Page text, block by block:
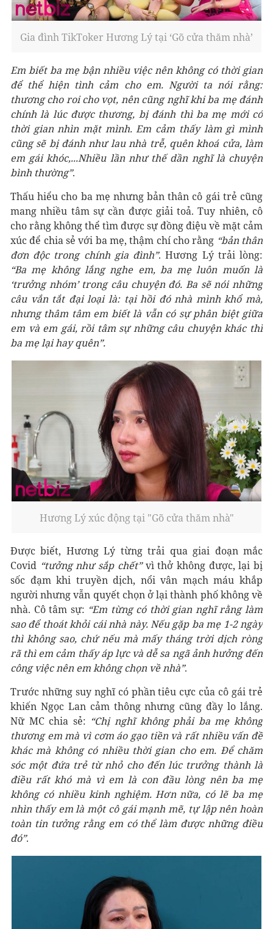
Gia đình TikToker Hương Lý tại ‘Gõ cửa thăm nhà’
Em biết ba mẹ bận nhiều việc nên không có thời gian
để thể hiện tình cảm cho em. Người ta nói rằng:
thương cho roi cho vọt, nên cũng nghĩ khi ba mẹ đánh
chính là lúc được thương, bị đánh thì ba mẹ mới có
thời gian nhìn mặt mình. Em cảm thấy làm gì mình
cũng sẽ bị đánh như lau nhà trễ, quên khoá cửa, làm
em gái khóc,...Nhiều lần như thế dần nghĩ là chuyện
bình thường”.
Thấu hiểu cho ba mẹ nhưng bản thân cô gái trẻ cũng
mang nhiều tâm sự cần được giải toả. Tuy nhiên, cô
cho rằng không thể tìm được sự đồng điệu về mặt cảm
xúc để chia sẻ với ba mẹ, thậm chí cho rằng “bản thân
đơn độc trong chính gia đình”. Hương Lý trải lòng:
“Ba mẹ không lắng nghe em, ba mẹ luôn muốn là
‘trưởng nhóm’ trong câu chuyện đó. Ba sẽ nói những
câu vắn tắt đại loại là: tại hồi đó nhà mình khổ mà,
nhưng thâm tâm em biết là vẫn có sự phân biệt giữa
em và em gái, rồi tâm sự những câu chuyện khác thì
ba mẹ lại hay quên”.
Hương Lý xúc động tại "Gõ cửa thăm nhà"
Được biết, Hương Lý từng trải qua giai đoạn mắc
Covid “tưởng như sắp chết”vì thở không được, lại bị
sốc đạm khi truyền dịch, nổi vân mạch máu khắp
người nhưng vẫn quyết chọn ở lại thành phố không về
nhà. Cô tâm sự: “Em từng có thời gian nghĩ rằng làm
sao để thoát khỏi cái nhà này. Nếu gặp ba mẹ 1-2 ngày
thì không sao, chứ nếu mà mấy tháng trời dịch ròng
rã thì em cảm thấy áp lực và dễ sa ngã ảnh hưởng đến
công việc nên em không chọn về nhà”.
Trước những suy nghĩ có phần tiêu cực của cô gái trẻ
khiến Ngọc Lan cảm thông nhưng cũng đầy lo lắng.
Nữ MC chia sẻ: “Chị nghĩ không phải ba mẹ không
thương em mà vì cơm áo gạo tiền và rất nhiều vấn đề
khác mà không có nhiều thời gian cho em. Để chăm
sóc một đứa trẻ từ nhỏ cho đến lúc trưởng thành là
điều rất khó mà vì em là con đầu lòng nên ba mẹ
không có nhiều kinh nghiệm. Hơn nữa, có lẽ ba mẹ
nhìn thấy em là một cô gái mạnh mẽ, tự lập nên hoàn
toàn tin tưởng rằng em có thể làm được những điều
đó”.